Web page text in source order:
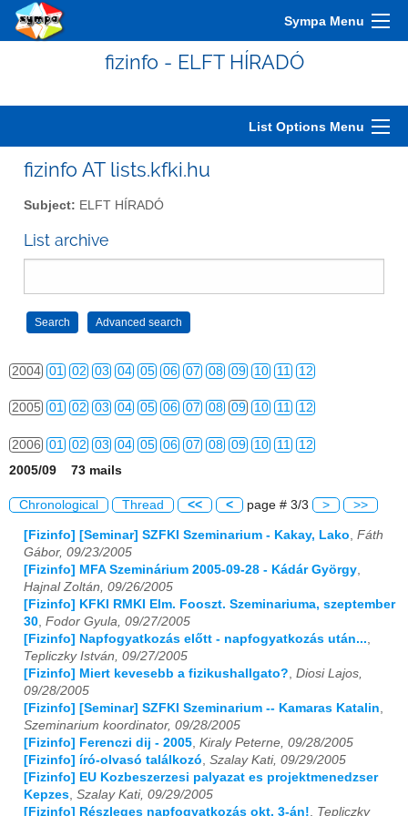
Sympa Menu
fizinfo - ELFT HÍRADÓ
List Options Menu
fizinfo AT lists.kfki.hu
Subject: ELFT HÍRADÓ
List archive
2001 01 02 03 04 05 06 07 08 09 10 11 12
2002 01 02 03 04 05 06 07 08 09 10 11 12
2003 01 02 03 04 05 06 07
2004 01 02 03 04 05 06 07 08 09 10 11 12
2005 01 02 03 04 05 06 07 08 09 10 11 12
2006 01 02 03 04 05 06 07 08 09 10 11 12
2009 01 02 03 04
2010 01 02 03 04 05 06
2011 01 02 03 04 05 06 07
2012 01 02 03 06 07 08 09 11 12
2013 01 02 03 04 05 06 07 08 09 10 11 12
2014 01 02 03 04 05 06 07 08 09 10 11 12
2015 01 02 03 04 05 06 07 08 09 10 11 12
2005/09 73 mails
Chronological Thread << < page # 3/3 > >>
[Fizinfo] [Seminar] SZFKI Szeminarium - Kakay, Lako Fáth
Gábor, 09/23/2005
[Fizinfo] MFA Szeminárium 2005-09-28 - Kádár György
Hajnal Zoltán, 09/26/2005
[Fizinfo] KFKI RMKI Elm. Fooszt. Szeminariuma, szeptember
30 Fodor Gyula, 09/27/2005
[Fizinfo] Napfogyatkozás előtt - napfogyatkozás után...
Tepliczky István, 09/27/2005
[Fizinfo] Miert kevesebb a fizikushallgato? Diosi Lajos,
09/28/2005
[Fizinfo] [Seminar] SZFKI Szeminarium -- Kamaras Katalin
Szeminarium koordinator, 09/28/2005
[Fizinfo] Ferenczi dij - 2005 Kiraly Peterne, 09/28/2005
[Fizinfo] író-olvasó találkozó Szalay Kati, 09/29/2005
[Fizinfo] EU Kozbeszerzesi palyazat es projektmenedzser
Kepzes Szalay Kati, 09/29/2005
[Fizinfo] Részleges napfogyatkozás okt. 3-án!
Tepliczky